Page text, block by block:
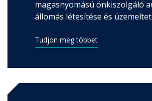
magasnyomású önkiszolgáló
állomás létesítése és
Tudjon meg többet